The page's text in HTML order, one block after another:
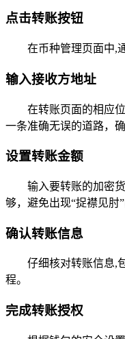
点击转账按钮
在币种管理页面中,
输入接收方地址
在转账页面的相应
一条准确无误的道路，
设置转账金额
输入要转账的加密
够，避免出现“捉襟见肘”
确认转账信息
仔细核对转账信息,
程。
完成转账授权